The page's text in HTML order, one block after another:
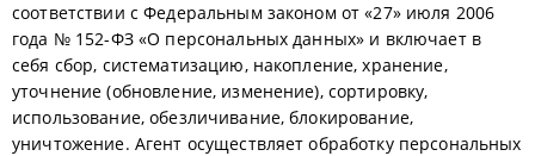
соответствии с Федеральным законом от «27» июля 2006
года № 152-ФЗ «О персональных данных» и включает в
себя сбор, систематизацию, накопление, хранение,
уточнение (обновление, изменение), сортировку,
использование, обезличивание, блокирование,
уничтожение. Агент осуществляет обработку персональных